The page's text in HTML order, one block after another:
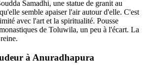
Samadhi, une statue de granit au
semble apaiser l'air autour d'elle. C'est
avec l'art et la spiritualité. Pousse
de Toluwila, un peu à l'écart. La
à Anuradhapura